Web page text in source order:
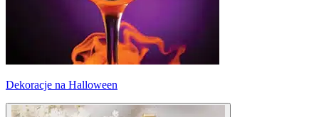
Dekoracje na Halloween